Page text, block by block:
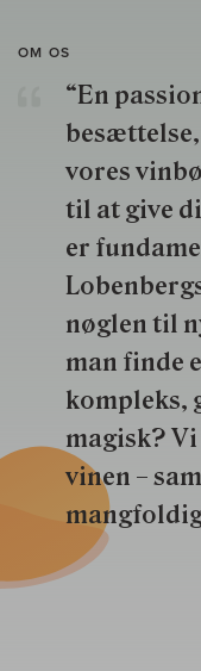
OM OS
“En
vores
til at give
er
nøglen til
man finde
kompleks,
magisk?
vinen –